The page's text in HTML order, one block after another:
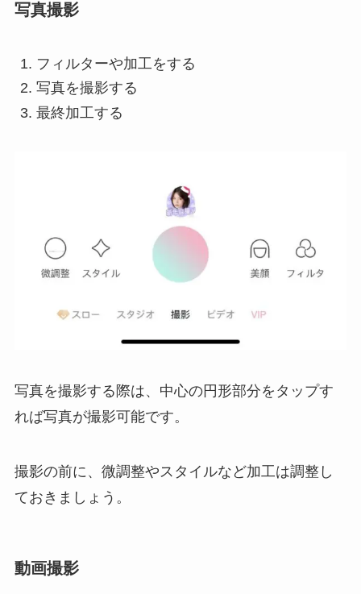
写真撮影
フィルターや加工をする
写真を撮影する
最終加工する
写真を撮影する際は、中心の円形部分をタップす
れば写真が撮影可能です。
撮影の前に、微調整やスタイルなど加工は調整し
ておきましょう。
動画撮影